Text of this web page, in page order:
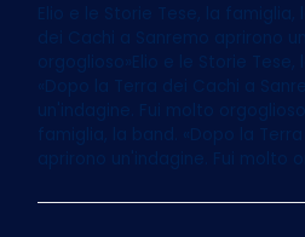
Elio e le Storie Tese, la famiglia,
dei Cachi a Sanremo aprirono
orgoglioso»Elio e le Storie Tese,
«Dopo la Terra dei Cachi a
un'indagine. Fui molto
famiglia, la band. «Dopo la
aprirono un'indagine. Fui molto